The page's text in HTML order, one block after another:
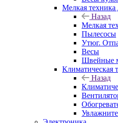
Мелкая техника
Назад
Мелкая
Пылесосы
Утюг.
Весы
Швейные
Климатическая
Назад